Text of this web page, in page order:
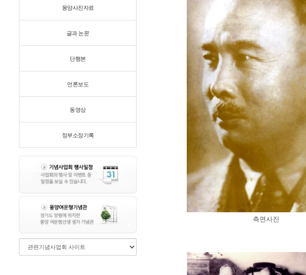
몽양사진자료
글과 논문
단행본
언론보도
동영상
정부소장기록
측면사진